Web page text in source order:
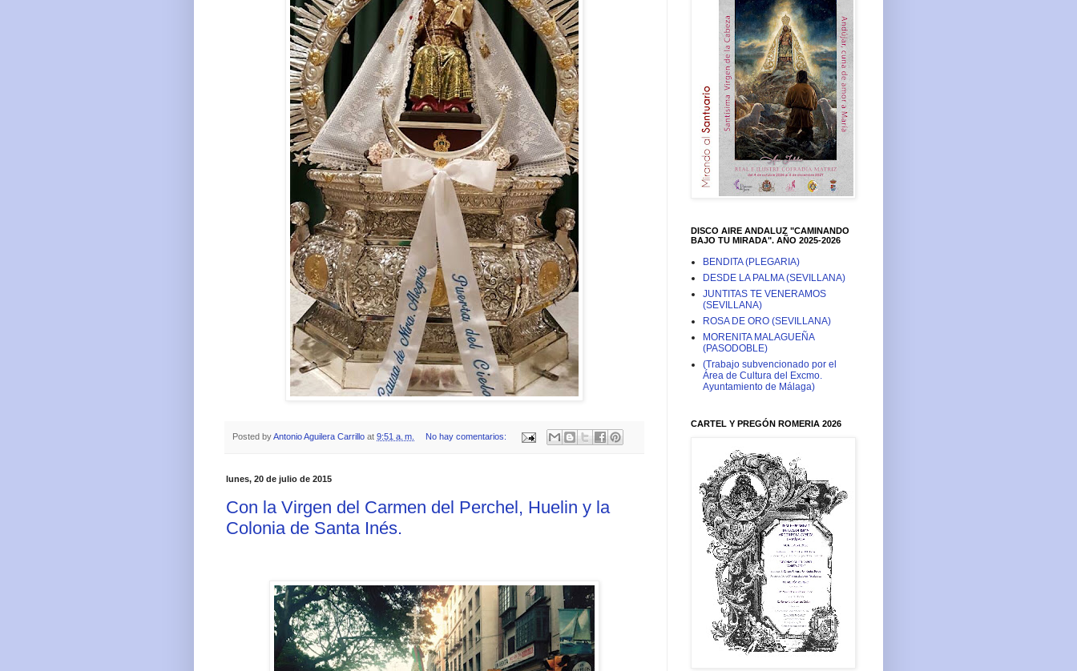
Posted byAntonio Aguilera Carrillo at 9:51 a. m. No hay comentarios:
lunes, 20 de julio de 2015
Con la Virgen del Carmen del Perchel, Huelin y la
Colonia de Santa Inés.
DISCO AIRE ANDALUZ "CAMINANDO
BAJO TU MIRADA". AÑO 2025-2026
BENDITA (PLEGARIA)
DESDE LA PALMA (SEVILLANA)
JUNTITAS TE VENERAMOS
(SEVILLANA)
ROSA DE ORO (SEVILLANA)
MORENITA MALAGUEÑA
(PASODOBLE)
(Trabajo subvencionado por el
Área de Cultura del Excmo.
Ayuntamiento de Málaga)
CARTEL Y PREGÓN ROMERIA 2026